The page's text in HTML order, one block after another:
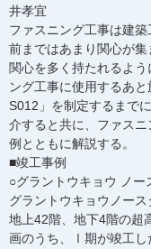
井孝宜
ファスニング工事は建
前まではあまり関心が
関心を多く持たれるよ
ング工事に使用するあ
S012」を制定するまで
介すると共に、ファス
例とともに解説する。
■竣工事例
○グラントウキョウ ノ
グラントウキョウノー
地上42階、地下4階の超
画のうち、Ⅰ期が竣工し